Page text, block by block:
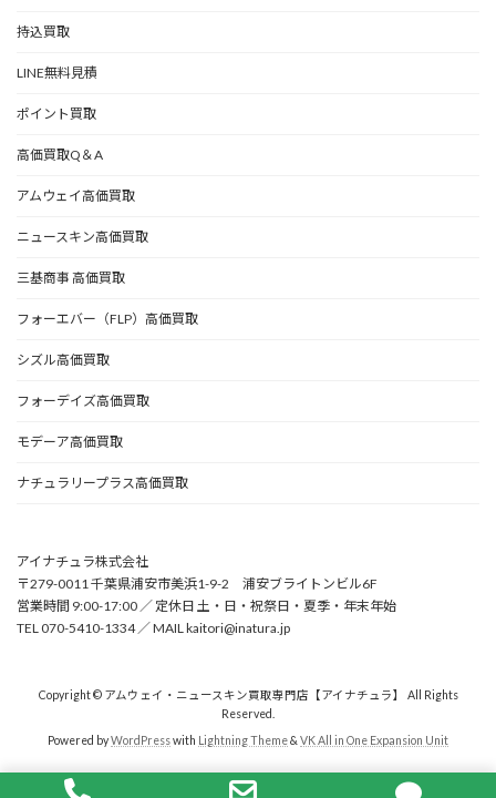
持込買取
LINE無料見積
ポイント買取
高価買取Q＆A
アムウェイ高価買取
ニュースキン高価買取
三基商事 高価買取
フォーエバー（FLP）高価買取
シズル高価買取
フォーデイズ高価買取
モデーア高価買取
ナチュラリープラス高価買取
アイナチュラ株式会社
〒279-0011 千葉県浦安市美浜1-9-2 浦安ブライトンビル6F
営業時間 9:00-17:00 ／ 定休日 土・日・祝祭日・夏季・年末年始
TEL 070-5410-1334 ／ MAIL kaitori@inatura.jp
Copyright © アムウェイ・ニュースキン買取専門店【アイナチュラ】 All Rights
Reserved.
Powered byWordPresswith Lightning Theme& VK All in One Expansion Unit